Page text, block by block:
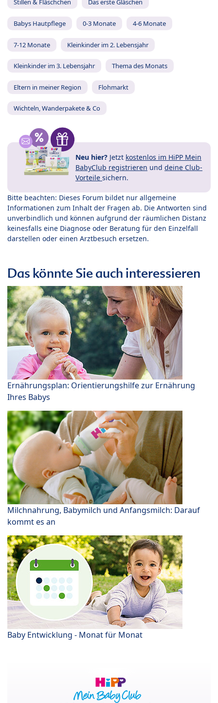
Stillen & Fläschchen Das erste Gläschen
Babys Hautpflege 0-3 Monate 4-6 Monate
7-12 Monate Kleinkinder im 2. Lebensjahr
Kleinkinder im 3. Lebensjahr Thema des Monats
Eltern in meiner Region Flohmarkt
Wichteln, Wanderpakete & Co
Neu hier? Jetzt kostenlos im HiPP Mein
BabyClub registrieren und deine Club-
Vorteile sichern.
Bitte beachten: Dieses Forum bildet nur allgemeine
Informationen zum Inhalt der Fragen ab. Die Antworten sind
unverbindlich und können aufgrund der räumlichen Distanz
keinesfalls eine Diagnose oder Beratung für den Einzelfall
darstellen oder einen Arztbesuch ersetzen.
Das könnte Sie auch interessieren
Ernährungsplan: Orientierungshilfe zur Ernährung
Ihres Babys
Milchnahrung, Babymilch und Anfangsmilch: Darauf
kommt es an
Baby Entwicklung - Monat für Monat